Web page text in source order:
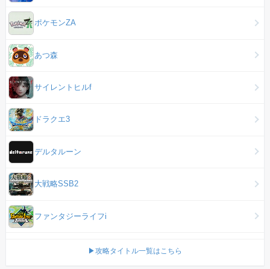
ポケモンZA
あつ森
サイレントヒルf
ドラクエ3
デルタルーン
大戦略SSB2
ファンタジーライフi
▶攻略タイトル一覧はこちら